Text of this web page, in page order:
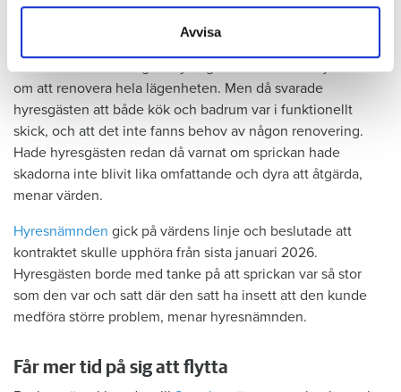
samlat in när du har använt deras tjänster.
Avvisa
om att renovera hela lägenheten. Men då svarade
hyresgästen att både kök och badrum var i funktionellt
skick, och att det inte fanns behov av någon renovering.
Hade hyresgästen redan då varnat om sprickan hade
skadorna inte blivit lika omfattande och dyra att åtgärda,
menar värden.
Hyresnämnden gick på värdens linje och beslutade att
kontraktet skulle upphöra från sista januari 2026.
Hyresgästen borde med tanke på att sprickan var så stor
som den var och satt där den satt ha insett att den kunde
medföra större problem, menar hyresnämnden.
Får mer tid på sig att flytta